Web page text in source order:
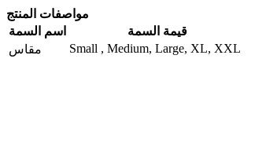
مواصفات المنتج
اسم السمة
قيمة السمة
مقاس
Small , Medium, Large, XL, XXL